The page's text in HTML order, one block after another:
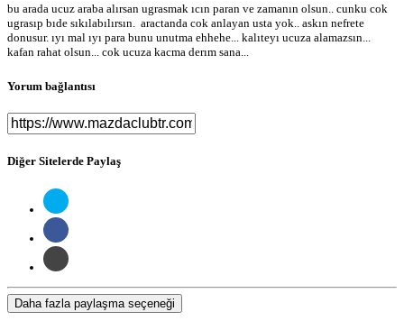
bu arada ucuz araba alırsan ugrasmak ıcın paran ve zamanın olsun.. cunku cok
ugrasıp bıde sıkılabılırsın. aractanda cok anlayan usta yok.. askın nefrete
donusur. ıyı mal ıyı para bunu unutma ehhehe... kalıteyı ucuza alamazsın...
kafan rahat olsun... cok ucuza kacma derım sana...
Yorum bağlantısı
Diğer Sitelerde Paylaş
Daha fazla paylaşma seçeneği